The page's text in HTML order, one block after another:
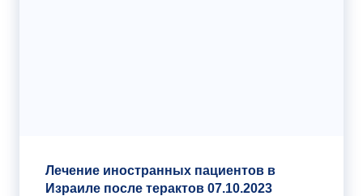
Лечение иностранных пациентов в
Израиле после терактов 07.10.2023